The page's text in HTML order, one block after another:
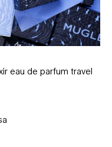
eau de parfum travel